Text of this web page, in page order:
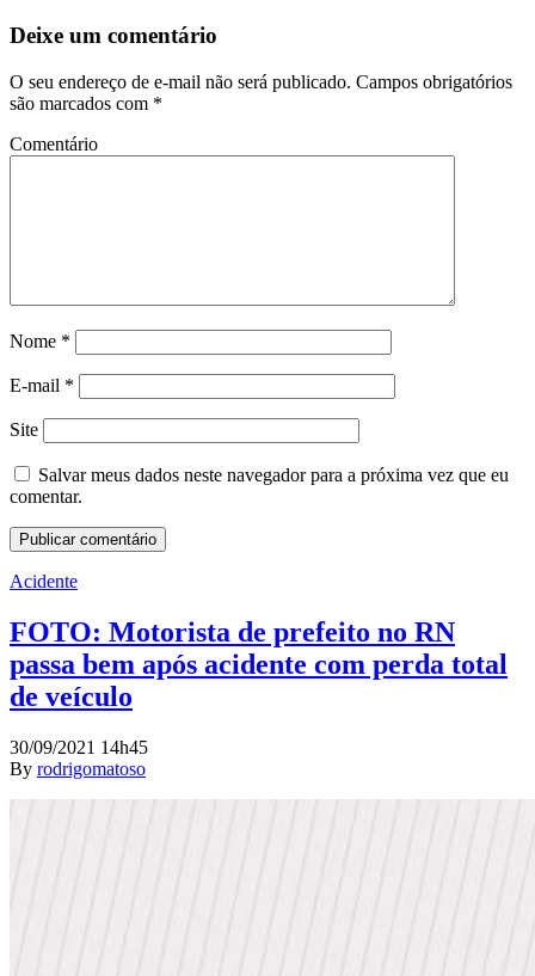
Deixe um comentário
O seu endereço de e-mail não será publicado. Campos obrigatórios
são marcados com *
Comentário
Nome *
E-mail *
Site
Salvar meus dados neste navegador para a próxima vez que eu
comentar.
Acidente
FOTO: Motorista de prefeito no RN
passa bem após acidente com perda total
de veículo
30/09/2021 14h45
By rodrigomatoso